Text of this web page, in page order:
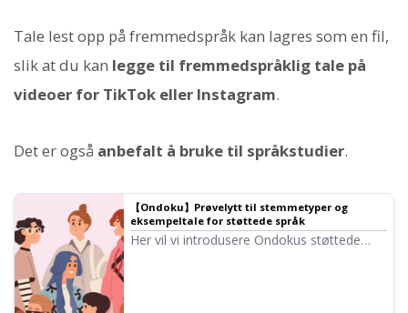
Tale lest opp på fremmedspråk kan lagres som en fil,
slik at du kan legge til fremmedspråklig tale på
videoer for TikTok eller Instagram.
Det er også anbefalt å bruke til språkstudier.
【Ondoku】Prøvelytt til stemmetyper og
eksempeltale for støttede språk
Her vil vi introdusere Ondokus støttede